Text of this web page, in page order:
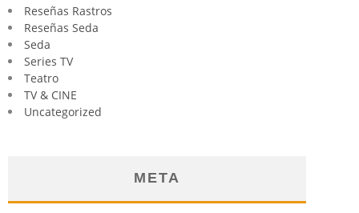
Reseñas Rastros
Reseñas Seda
Seda
Series TV
Teatro
TV & CINE
Uncategorized
META